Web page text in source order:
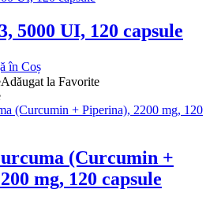
5000 UI, 120 capsule
în Coș
Adăugat la Favorite
(Curcumin +
mg, 120 capsule